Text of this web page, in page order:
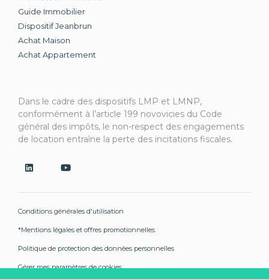
Guide Immobilier
Dispositif Jeanbrun
Achat Maison
Achat Appartement
Dans le cadre des dispositifs LMP et LMNP,
conformément à l’article 199 novovicies du Code
général des impôts, le non-respect des engagements
de location entraîne la perte des incitations fiscales.
Conditions générales d'utilisation
*Mentions légales et offres promotionnelles
Politique de protection des données personnelles
Gérer mes paramètres de cookies